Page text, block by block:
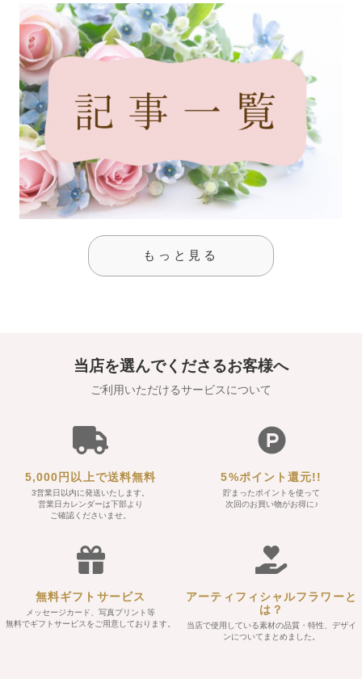
もっと見る
当店を選んでくださるお客様へ
ご利用いただけるサービスについて
5,000円以上で送料無料
3営業日以内に発送いたします。
営業日カレンダーは下部より
ご確認くださいませ。
5%ポイント還元!!
貯まったポイントを使って
次回のお買い物がお得に♪
無料ギフトサービス
メッセージカード、写真プリント等
無料でギフトサービスをご用意しております。
アーティフィシャルフラワーと
は？
当店で使用している素材の品質・特性、デザイ
ンについてまとめました。